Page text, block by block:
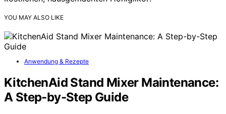
YOU MAY ALSO LIKE
Anwendung & Rezepte
KitchenAid Stand Mixer Maintenance:
A Step-by-Step Guide